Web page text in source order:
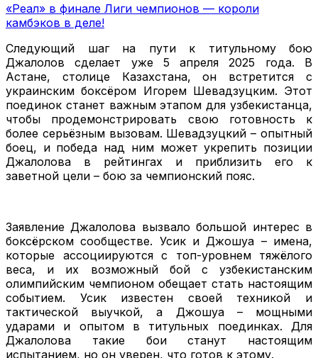
«Реал» в финале Лиги чемпионов — короли
камбэков в деле!
Следующий шаг на пути к титульному бою
Джалолов сделает уже 5 апреля 2025 года. В
Астане, столице Казахстана, он встретится с
украинским боксёром Игорем Шевадзуцким. Этот
поединок станет важным этапом для узбекистанца,
чтобы продемонстрировать свою готовность к
более серьёзным вызовам. Шевадзуцкий – опытный
боец, и победа над ним может укрепить позиции
Джалолова в рейтингах и приблизить его к
заветной цели – бою за чемпионский пояс.
Заявление Джалолова вызвало большой интерес в
боксёрском сообществе. Усик и Джошуа – имена,
которые ассоциируются с топ-уровнем тяжёлого
веса, и их возможный бой с узбекистанским
олимпийским чемпионом обещает стать настоящим
событием. Усик известен своей техникой и
тактической выучкой, а Джошуа – мощными
ударами и опытом в титульных поединках. Для
Джалолова такие бои станут настоящим
испытанием, но он уверен, что готов к этому.